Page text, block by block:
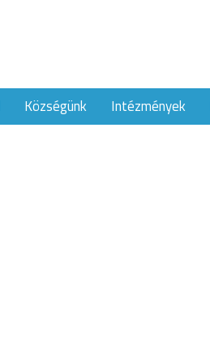
Községünk Intézmények